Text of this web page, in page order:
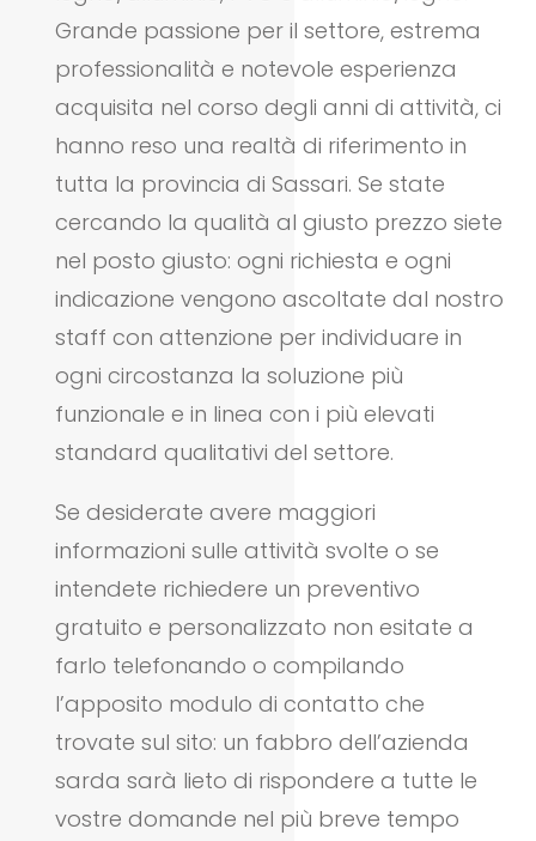
Grande passione per il settore, estrema
professionalità e notevole esperienza
acquisita nel corso degli anni di attività, ci
hanno reso una realtà di riferimento in
tutta la provincia di Sassari. Se state
cercando la qualità al giusto prezzo siete
nel posto giusto: ogni richiesta e ogni
indicazione vengono ascoltate dal nostro
staff con attenzione per individuare in
ogni circostanza la soluzione più
funzionale e in linea con i più elevati
standard qualitativi del settore.
Se desiderate avere maggiori
informazioni sulle attività svolte o se
intendete richiedere un preventivo
gratuito e personalizzato non esitate a
farlo telefonando o compilando
l’apposito modulo di contatto che
trovate sul sito: un fabbro dell’azienda
sarda sarà lieto di rispondere a tutte le
vostre domande nel più breve tempo